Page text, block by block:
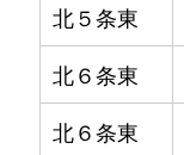
北５条東
北６条東
北６条東